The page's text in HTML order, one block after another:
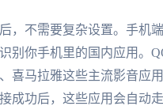
，不需要复杂设置。手机
别你手机里的国内应用。
喜马拉雅这些主流影音应
成功后，这些应用会自动